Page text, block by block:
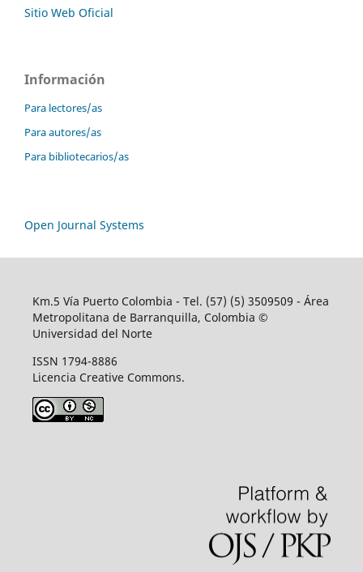
Sitio Web Oficial
Información
Para lectores/as
Para autores/as
Para bibliotecarios/as
Open Journal Systems
Km.5 Vía Puerto Colombia - Tel. (57) (5) 3509509 - Área
Metropolitana de Barranquilla, Colombia ©
Universidad del Norte
ISSN 1794-8886
Licencia Creative Commons.